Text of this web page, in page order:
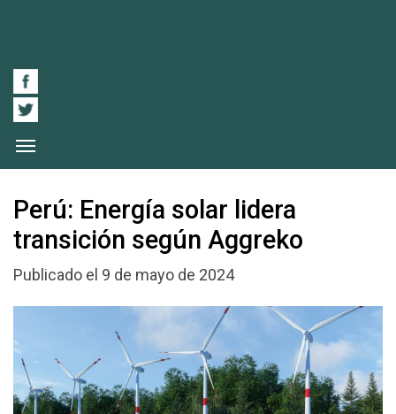
Perú: Energía solar lidera
transición según Aggreko
Publicado el 9 de mayo de 2024